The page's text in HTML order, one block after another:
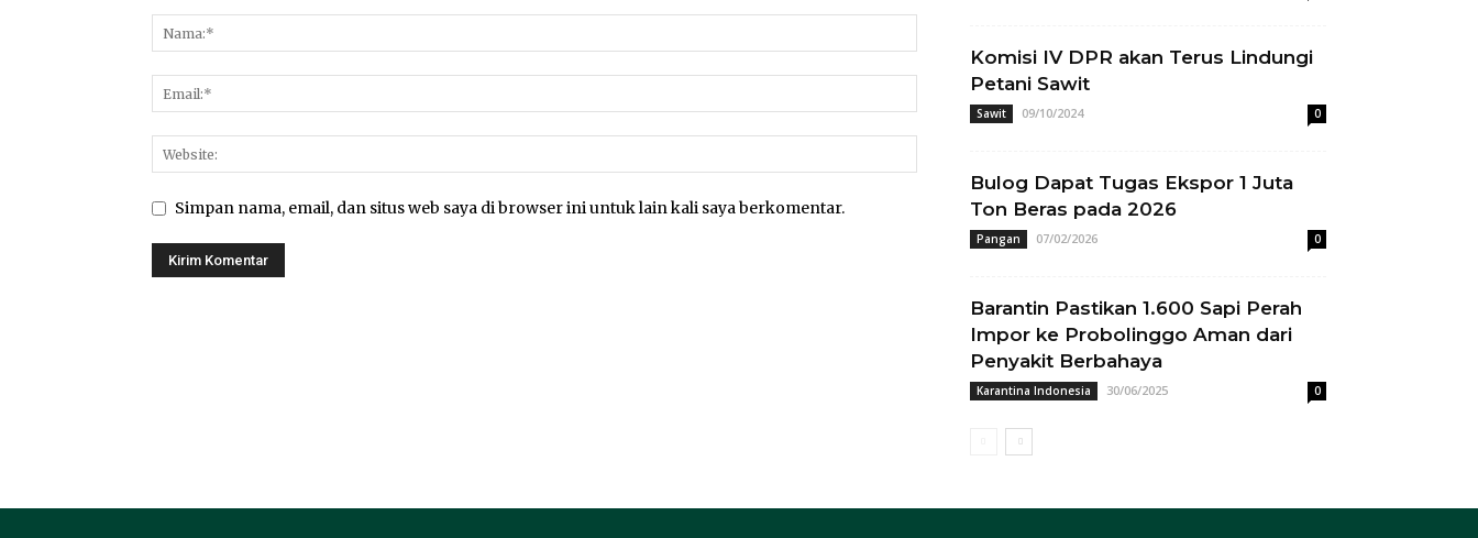
Simpan nama, email, dan situs web saya di browser ini untuk lain kali saya berkomentar.
Komisi IV DPR akan Terus Lindungi
Petani Sawit
Sawit 09/10/2024 0
Bulog Dapat Tugas Ekspor 1 Juta
Ton Beras pada 2026
Pangan 07/02/2026 0
Barantin Pastikan 1.600 Sapi Perah
Impor ke Probolinggo Aman dari
Penyakit Berbahaya
Karantina Indonesia 30/06/2025 0